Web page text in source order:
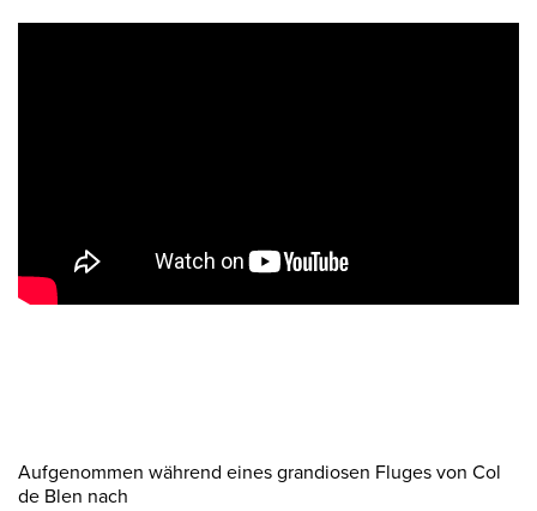
Aufgenommen während eines grandiosen Fluges von Col
de Blen nach